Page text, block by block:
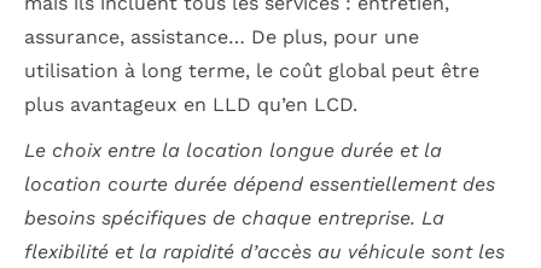
assurance, assistance… De plus, pour une
utilisation à long terme, le coût global peut être
plus avantageux en LLD qu’en LCD.
Le choix entre la location longue durée et la
location courte durée dépend essentiellement des
besoins spécifiques de chaque entreprise. La
flexibilité et la rapidité d’accès au véhicule sont les